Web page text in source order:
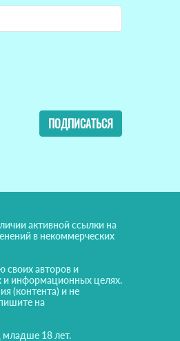
ПОДПИСАТЬСЯ
активной ссылки на
в некоммерческих
своих авторов и
и информационных целях.
(контента) и не
на
младше 18 лет.